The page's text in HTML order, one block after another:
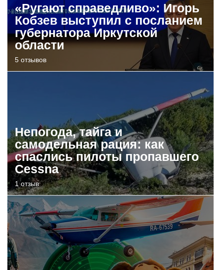
«Ругают справедливо»: Игорь
Кобзев выступил с посланием
губернатора Иркутской
области
5 отзывов
Непогода, тайга и
самодельная рация: как
спаслись пилоты пропавшего
Cessna
1 отзыв